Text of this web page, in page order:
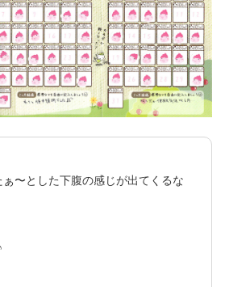
〜とした下腹の感じが出てくるな